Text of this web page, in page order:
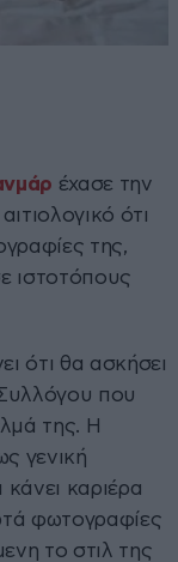
έχασε την
ότι
της,
ιστοτόπους
ότι θα ασκήσει
που
της. Η
γενική
καριέρα
φωτογραφίες
το στιλ της